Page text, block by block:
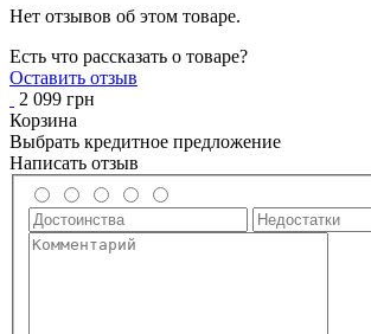
Нет отзывов об этом товаре.
Есть что рассказать о товаре?
Оставить отзыв
2 099 грн
Корзина
Выбрать кредитное предложение
Написать отзыв